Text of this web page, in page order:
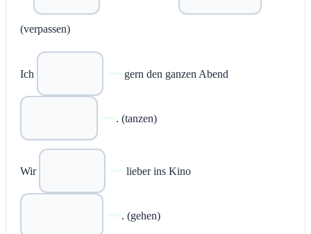
(verpassen)
Ich gern den ganzen Abend
. (tanzen)
Wir lieber ins Kino
. (gehen)